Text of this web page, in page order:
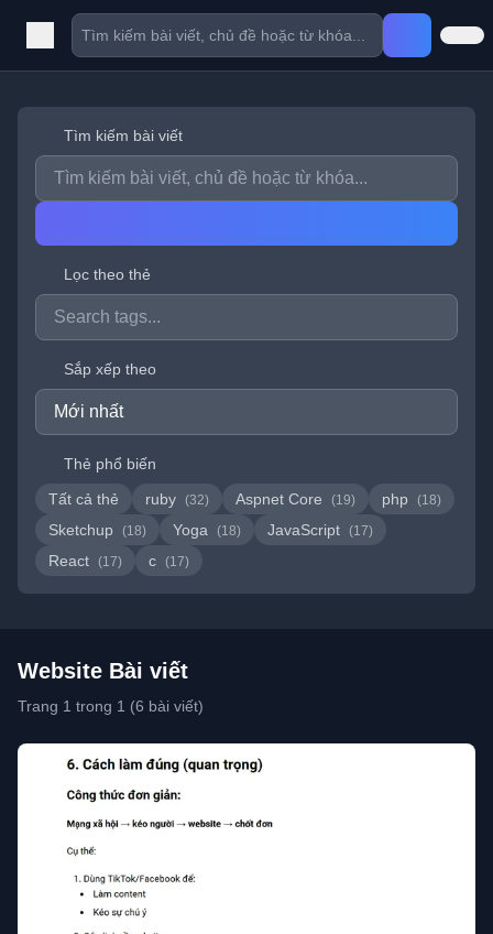
Tìm kiếm bài viết
Lọc theo thẻ
Sắp xếp theo
Thẻ phổ biến
Tất cả thẻ
ruby (32) Aspnet Core (19) php (18)
Sketchup (18) Yoga (18) JavaScript (17)
React (17) c (17)
Website Bài viết
Trang 1 trong 1 (6 bài viết)